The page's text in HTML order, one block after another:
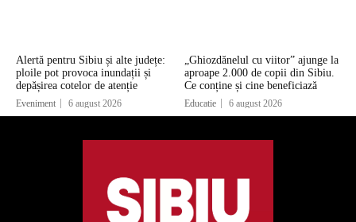
Alertă pentru Sibiu și alte județe:
ploile pot provoca inundații și
depășirea cotelor de atenție
Eveniment 6 august 2026
„Ghiozdănelul cu viitor” ajunge la
aproape 2.000 de copii din Sibiu.
Ce conține și cine beneficiază
Educatie 6 august 2026